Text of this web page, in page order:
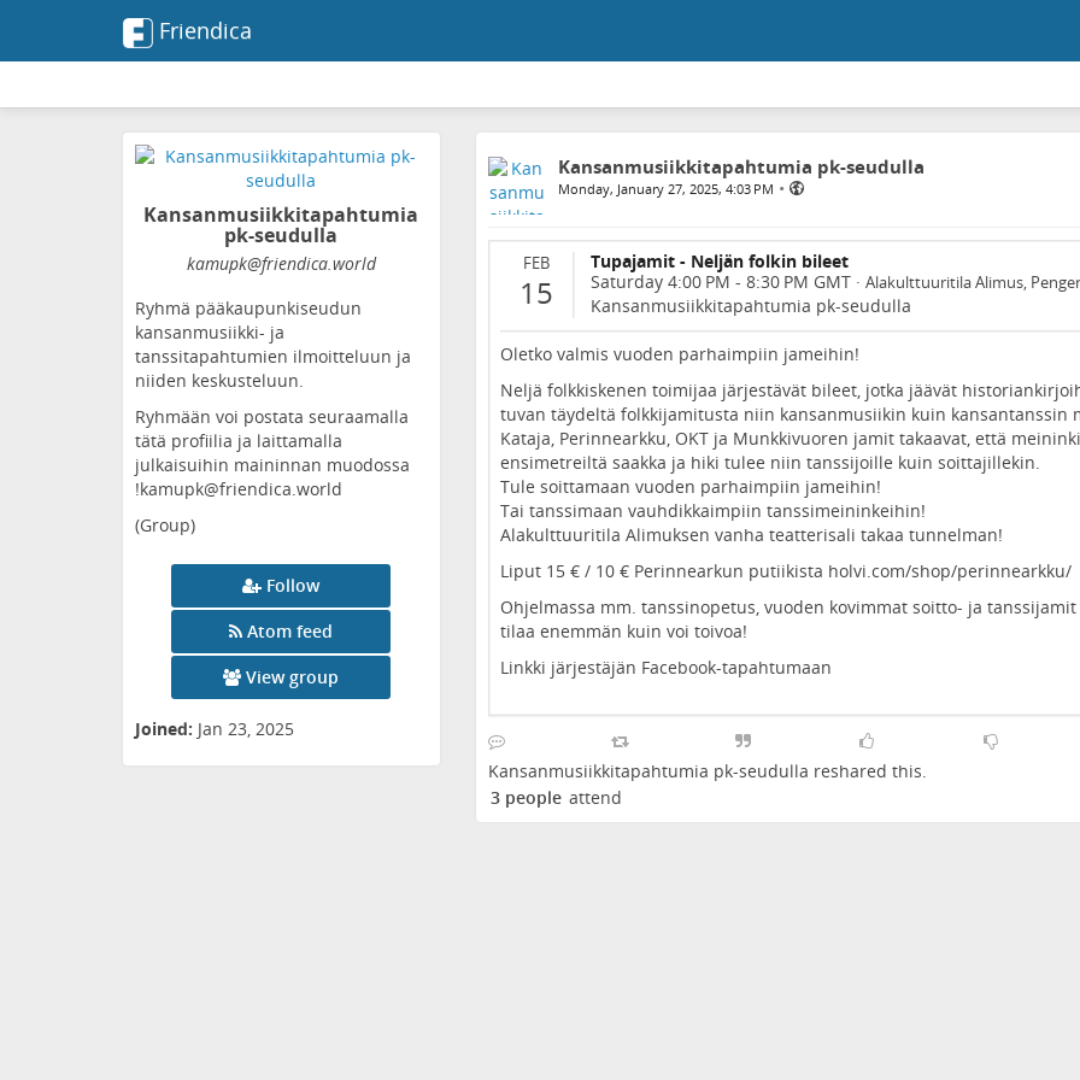
Friendica
Kansanmusiikkitapahtumia
pk-seudulla
kamupk@friendica.world
Ryhmä pääkaupunkiseudun
kansanmusiikki- ja
tanssitapahtumien ilmoitteluun ja
niiden keskusteluun.
Ryhmään voi postata seuraamalla
tätä profiilia ja laittamalla
julkaisuihin maininnan muodossa
!kamupk@friendica.world
(Group)
Follow
Atom feed
View group
Joined: Jan 23, 2025
Kansanmusiikkitapahtumia pk-seudulla
Monday, January 27, 2025, 4:03 PM •
FEB
15
Tupajamit - Neljän folkin bileet
Saturday 4:00 PM - 8:30 PM GMT · Alakulttuuritila Alimus,
Kansanmusiikkitapahtumia pk-seudulla
Oletko valmis vuoden parhaimpiin jameihin!
Neljä folkkiskenen toimijaa järjestävät bileet, jotka jäävät
tuvan täydeltä folkkijamitusta niin kansanmusiikin kuin kansantanssin
Kataja, Perinnearkku, OKT ja Munkkivuoren jamit takaavat, että
ensimetreiltä saakka ja hiki tulee niin tanssijoille kuin soittajillekin.
Tule soittamaan vuoden parhaimpiin jameihin!
Tai tanssimaan vauhdikkaimpiin tanssimeininkeihin!
Alakulttuuritila Alimuksen vanha teatterisali takaa tunnelman!
Liput 15 € / 10 € Perinnearkun putiikista holvi.com/shop/perinnearkku/
Ohjelmassa mm. tanssinopetus, vuoden kovimmat soitto- ja
tilaa enemmän kuin voi toivoa!
Linkki järjestäjän Facebook-tapahtumaan
Kansanmusiikkitapahtumia pk-seudulla reshared this.
3 people attend